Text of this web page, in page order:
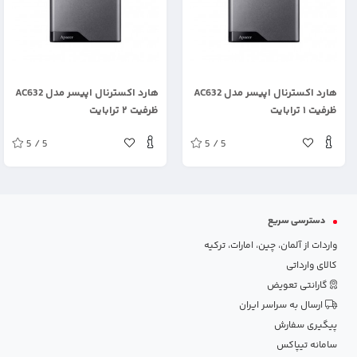
هارد اکسترنال اپیسر مدل AC632
ظرفیت ۱ ترابایت
5 / 5
هارد اکسترنال اپیسر مدل AC632
ظرفیت ۲ ترابایت
5 / 5
دسترسی سریع
واردات از آلمان، چین، امارات، ترکیه
کالای وارداتی
گارانتی تعویض
ارسال به سراسر ایران
پیگیری سفارش
سامانه تیپاکس